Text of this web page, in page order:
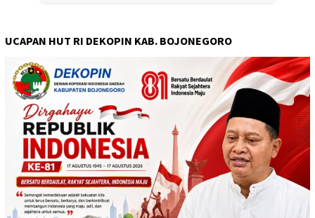
UCAPAN HUT RI DEKOPIN KAB. BOJONEGORO